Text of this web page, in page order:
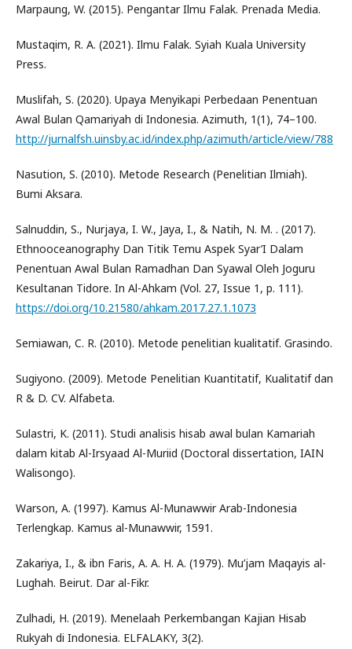
Marpaung, W. (2015). Pengantar Ilmu Falak. Prenada Media.
Mustaqim, R. A. (2021). Ilmu Falak. Syiah Kuala University
Press.
Muslifah, S. (2020). Upaya Menyikapi Perbedaan Penentuan
Awal Bulan Qamariyah di Indonesia. Azimuth, 1(1), 74–100.
http://jurnalfsh.uinsby.ac.id/index.php/azimuth/article/view/788
Nasution, S. (2010). Metode Research (Penelitian Ilmiah).
Bumi Aksara.
Salnuddin, S., Nurjaya, I. W., Jaya, I., & Natih, N. M. . (2017).
Ethnooceanography Dan Titik Temu Aspek Syar’I Dalam
Penentuan Awal Bulan Ramadhan Dan Syawal Oleh Joguru
Kesultanan Tidore. In Al-Ahkam (Vol. 27, Issue 1, p. 111).
https://doi.org/10.21580/ahkam.2017.27.1.1073
Semiawan, C. R. (2010). Metode penelitian kualitatif. Grasindo.
Sugiyono. (2009). Metode Penelitian Kuantitatif, Kualitatif dan
R & D. CV. Alfabeta.
Sulastri, K. (2011). Studi analisis hisab awal bulan Kamariah
dalam kitab Al-Irsyaad Al-Muriid (Doctoral dissertation, IAIN
Walisongo).
Warson, A. (1997). Kamus Al-Munawwir Arab-Indonesia
Terlengkap. Kamus al-Munawwir, 1591.
Zakariya, I., & ibn Faris, A. A. H. A. (1979). Mu’jam Maqayis al-
Lughah. Beirut. Dar al-Fikr.
Zulhadi, H. (2019). Menelaah Perkembangan Kajian Hisab
Rukyah di Indonesia. ELFALAKY, 3(2).